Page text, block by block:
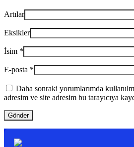
Artılar
Eksikler
İsim *
E-posta *
Daha sonraki yorumlarımda
adresim ve site adresim bu tarayıcıya